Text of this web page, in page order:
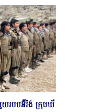
យរបបអ៊ីរ៉ង់ ក្រុមឃឺ